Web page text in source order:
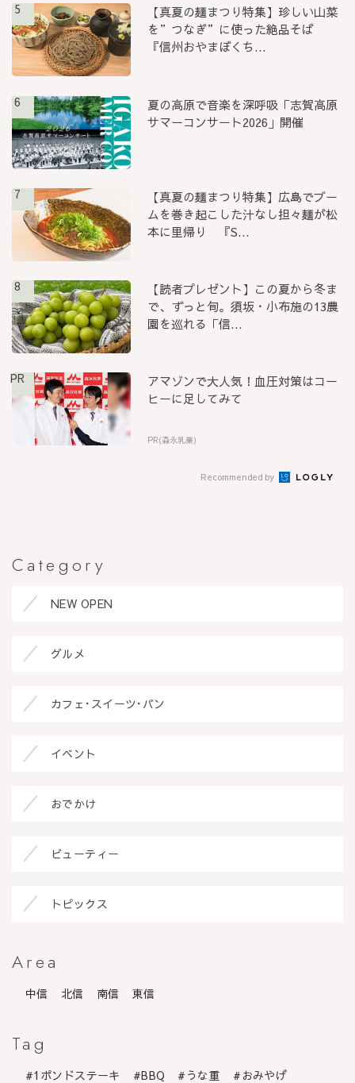
5
【真夏の麺まつり特集】珍しい山菜
を”つなぎ”に使った絶品そば
『信州おやまぼくち...
6
夏の高原で音楽を深呼吸「志賀高原
サマーコンサート2026」開催
7
【真夏の麺まつり特集】広島でブー
ムを巻き起こした汁なし担々麺が松
本に里帰り 『S...
8
【読者プレゼント】この夏から冬ま
で、ずっと旬。須坂・小布施の13農
園を巡れる「信...
PR
アマゾンで大人気！血圧対策はコー
ヒーに足してみて
PR(森永乳業)
Recommended by
Category
NEW OPEN
グルメ
カフェ･スイーツ･パン
イベント
おでかけ
ビューティー
トピックス
Area
中信 北信 南信 東信
Tag
1ポンドステーキ BBQ うな重 おみやげ